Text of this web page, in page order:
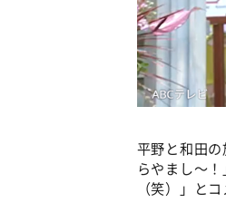
平野と和田
らやまし～
（笑）」と